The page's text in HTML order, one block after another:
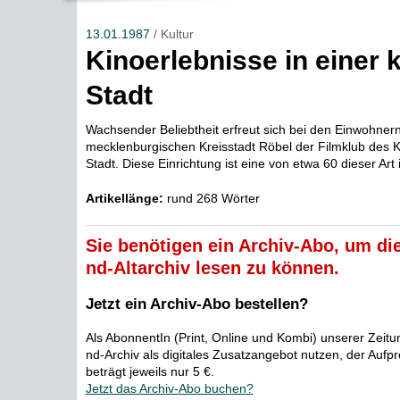
13.01.1987 / Kultur
Kinoerlebnisse in einer
Stadt
Wachsender Beliebtheit erfreut sich bei den
mecklenburgischen Kreisstadt Röbel der Filmklub des
Stadt. Diese Einrichtung ist eine von etwa 60 dieser Art
Artikellänge: rund 268 Wörter
Sie benötigen ein Archiv-Abo, um
nd-Altarchiv lesen zu können.
Jetzt ein Archiv-Abo bestellen?
Als AbonnentIn (Print, Online und Kombi) unserer
nd-Archiv als digitales Zusatzangebot nutzen, der
beträgt jeweils nur 5 €.
Jetzt das Archiv-Abo buchen?